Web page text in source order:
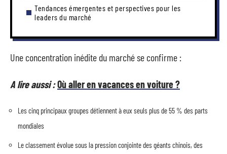
Tendances émergentes et perspectives pour les
leaders du marché
Une concentration inédite du marché se confirme :
A lire aussi :Où aller en vacances en voiture ?
Les cinq principaux groupes détiennent à eux seuls plus de 55 % des parts
mondiales
Le classement évolue sous la pression conjointe des géants chinois, des